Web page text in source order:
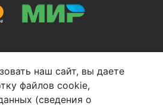
08
- оптовые продажи
наш сайт, вы даете
файлов cookie,
(сведения о